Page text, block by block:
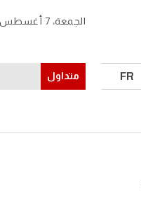
FR
الجمعة، 7 أغسطس 2026
متداول